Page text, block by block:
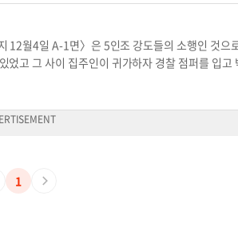
영장이나 벌금이 있다고 주장하는 경우가 많
는 개인에게 법정 출두를 위한 소환장을 보내
화 사기 용의자들은 경찰 외에도 요금이 납
포되어 보석금이 필요하다는 친척 세금이
은 경찰이 제시한 사기 전화 예방 요령이다:
다는 사람을 주의해야 하며, 가상화폐, 기프
사기 피해자라고 생각되면 귀넷 카운티 경찰
513-5700로 전화하면 된다. 윤지아 기자경
12월4일 A-1면〉은 5인조 강도들의 소행인 것
고 그 사이 집주인이 귀가하자 경찰 점퍼를 입고
한 주택 현관 앞에서 발생했다. LAPD 강도수사
폭행을 당했다”며 “용의자들은 ‘경찰’이라고 적
제보(213-486-6840·877-527-3247)를 기다리고
노린 절도 사건이 연달아 발생〈본지 12월6일자
1